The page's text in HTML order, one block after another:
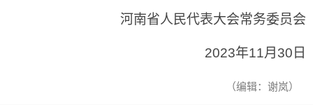
河南省人民代表大会常务委员会
2023年11月30日
（编辑：谢岚）